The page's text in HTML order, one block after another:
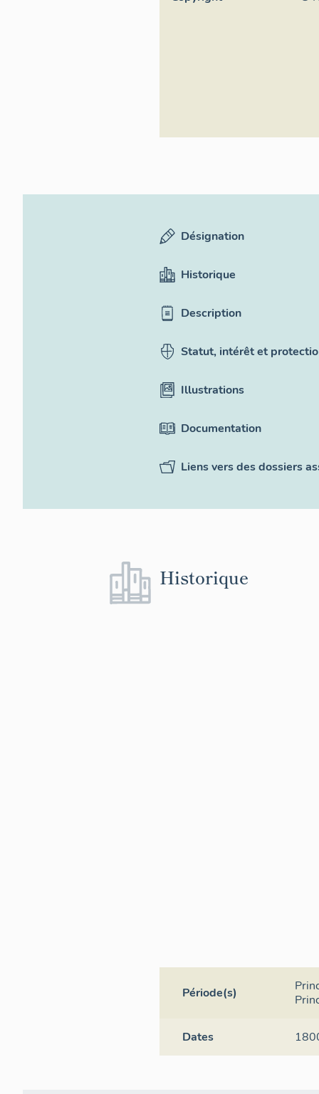
Désignation
Historique
Description
Statut, intérêt et
Illustrations
Documentation
Liens vers des dossiers
Historique
Période(s)
Dates